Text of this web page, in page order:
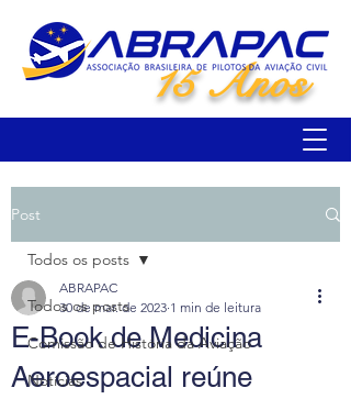
15 Anos
Post
Todos os posts
Comissão de História da Aviação
Notícias
Todos os posts
E-Book de Medicina
Aeroespacial reúne
ABRAPAC
30 de mar. de 2023 1 min de leitura